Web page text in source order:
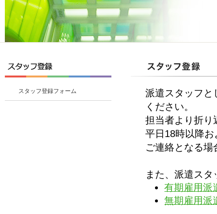
派遣スタッフと
ください。
担当者より折り
平日18時以降
ご連絡となる場
また、派遣ス
有期雇用派
無期雇用派
スタッフ登録フォーム